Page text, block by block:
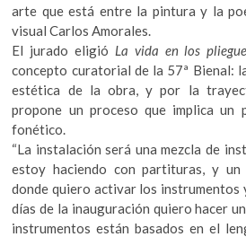
arte que está entre la pintura y la
visual Carlos Amorales.
El jurado eligió La vida en los
concepto curatorial de la 57ª Bienal:
estética de la obra, y por la
propone un proceso que implica
fonético.
“La instalación será una mezcla de
estoy haciendo con partituras, y
donde quiero activar los instrumentos
días de la inauguración quiero hacer
instrumentos están basados en el